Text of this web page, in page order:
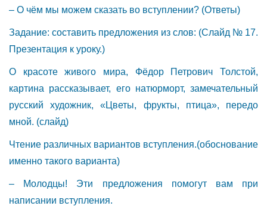
– О чём мы можем сказать во вступлении? (Ответы)
Задание: составить предложения из слов: (Слайд № 17.
Презентация к уроку.)
О красоте живого мира, Фёдор Петрович Толстой,
картина рассказывает, его натюрморт, замечательный
русский художник, «Цветы, фрукты, птица», передо
мной. (слайд)
Чтение различных вариантов вступления.(обоснование
именно такого варианта)
– Молодцы! Эти предложения помогут вам при
написании вступления.